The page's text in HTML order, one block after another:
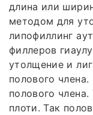
длина или
методом для
липофиллинг
филлеров
утолщение и
полового
полового
плоти. Так